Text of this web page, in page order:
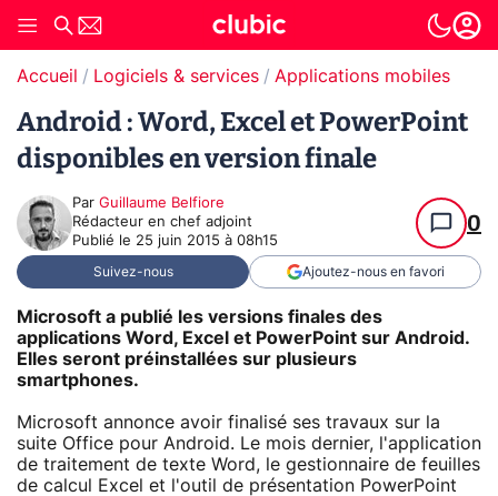
Accueil Logiciels & services Applications mobiles
Android : Word, Excel et PowerPoint
disponibles en version finale
Par Guillaume Belfiore
Rédacteur en chef adjoint
Publié le 25 juin 2015 à 08h15
0
Suivez-nous Ajoutez-nous en favori
Microsoft a publié les versions finales des
applications Word, Excel et PowerPoint sur Android.
Elles seront préinstallées sur plusieurs
smartphones.
Microsoft annonce avoir finalisé ses travaux sur la
suite Office pour Android. Le mois dernier, l'application
de traitement de texte Word, le gestionnaire de feuilles
de calcul Excel et l'outil de présentation PowerPoint